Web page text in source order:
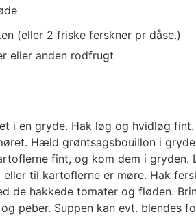
(eller 2 friske ferskner pr dåse.)
eller anden rodfrugt
i en gryde. Hak løg og hvidløg
Hæld grøntsagsbouillon i
fint, og kom dem i gryden.
til kartoflerne er møre. Hak
de hakkede tomater og fløden.
peber. Suppen kan evt. blendes